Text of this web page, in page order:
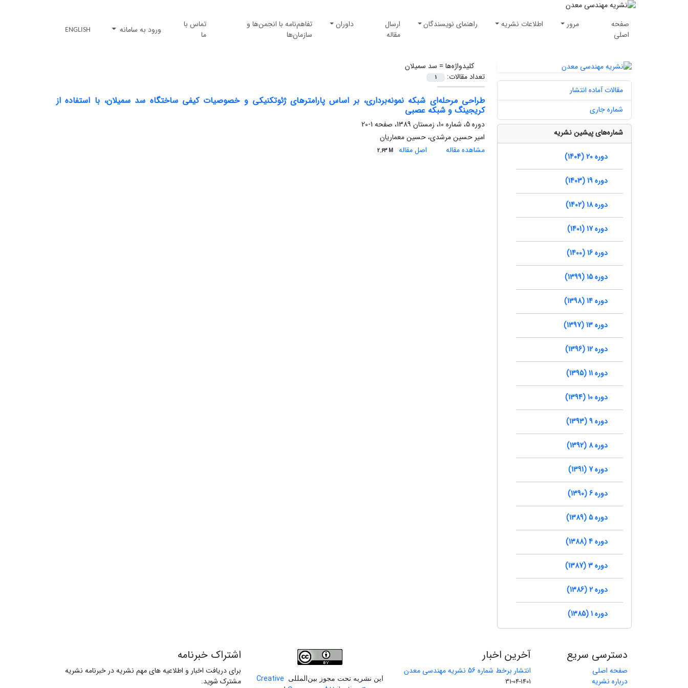
صفحه
اصلی
مرور اطلاعات نشریه راهنمای نویسندگان
ارسال
مقاله
داوران
تفاهم‌نامه با انجمن‌ها و
سازمان‌ها
تماس با
ما
ورود به سامانه ENGLISH
کلیدواژه‌ها = سد سمیلان
تعداد مقالات:
1
طراحی مرحله‌ای شبکه نمونه‌برداری، بر اساس پارامتر‌های ژئوتکنیکی و خصوصیات کیفی ساختگاه سد سمیلان، با استفاده از
کریجینگ و شبکه عصبی
دوره 5، شماره 10، زمستان 1389، صفحه
1-20
امیر حسین مرشدی، حسین معماریان
مشاهده مقاله
اصل مقاله 2.63 M
مقالات آماده انتشار
شماره جاری
شماره‌های پیشین نشریه
دوره 20 (1404)
دوره 19 (1403)
دوره 18 (1402)
دوره 17 (1401)
دوره 16 (1400)
دوره 15 (1399)
دوره 14 (1398)
دوره 13 (1397)
دوره 12 (1396)
دوره 11 (1395)
دوره 10 (1394)
دوره 9 (1393)
دوره 8 (1392)
دوره 7 (1391)
دوره 6 (1390)
دوره 5 (1389)
دوره 4 (1388)
دوره 3 (1387)
دوره 2 (1386)
دوره 1 (1385)
دسترسی سریع
صفحه اصلی
درباره نشریه
آخرین اخبار
انتشار برخط شماره 56 نشریه مهندسی معدن
1401-04-31 این نشریه تحت مجوز بین‌المللی
Creative
اشتراک خبرنامه
برای دریافت اخبار و اطلاعیه های مهم نشریه در خبرنامه نشریه
مشترک شوید.